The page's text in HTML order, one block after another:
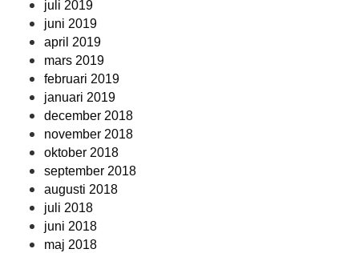
juli 2019
juni 2019
april 2019
mars 2019
februari 2019
januari 2019
december 2018
november 2018
oktober 2018
september 2018
augusti 2018
juli 2018
juni 2018
maj 2018